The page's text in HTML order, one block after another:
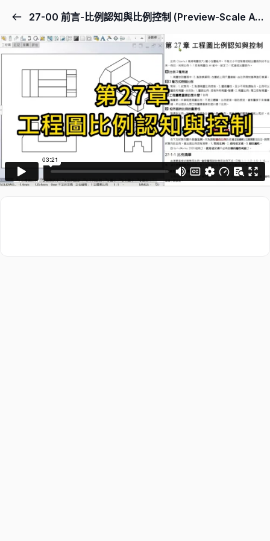
27-00 前言-比例認知與比例控制 (Preview-Scale Awareness and Control)